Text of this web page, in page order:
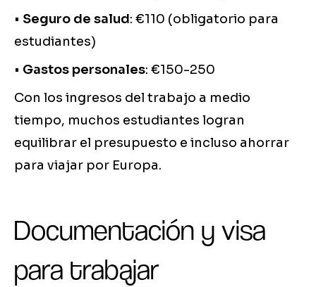
• Seguro de salud: €110 (obligatorio para
estudiantes)
• Gastos personales: €150-250
Con los ingresos del trabajo a medio
tiempo, muchos estudiantes logran
equilibrar el presupuesto e incluso ahorrar
para viajar por Europa.
Documentación y visa
para trabajar